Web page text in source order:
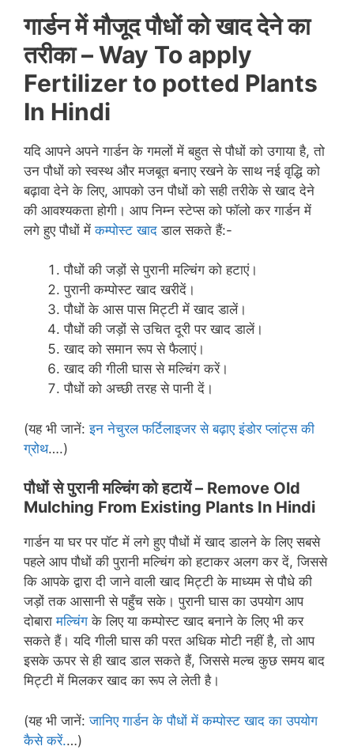
गार्डन में मौजूद पौधों को खाद देने का
तरीका– Way To apply
Fertilizer to potted Plants
In Hindi
यदि आपने अपने गार्डन के गमलों में बहुत से पौधों को उगाया है, तो
उन पौधों को स्वस्थ और मजबूत बनाए रखने के साथ नई वृद्धि को
बढ़ावा देने के लिए, आपको उन पौधों को सही तरीके से खाद देने
की आवश्यकता होगी। आप निम्न स्टेप्स को फॉलो कर गार्डन में
लगे हुए पौधों मेंकम्पोस्ट खाद डाल सकते हैं:-
पौधों की जड़ों से पुरानी मल्चिंग को हटाएं।
पुरानी कम्पोस्ट खाद खरीदें।
पौधों के आस पास मिट्टी में खाद डालें।
पौधों की जड़ों से उचित दूरी पर खाद डालें।
खाद को समान रूप से फैलाएं।
खाद की गीली घास से मल्चिंग करें।
पौधों को अच्छी तरह से पानी दें।
(यह भी जानें:इन नेचुरल फर्टिलाइजर से बढ़ाए इंडोर प्लांट्स की
ग्रोथ….)
पौधों से पुरानी मल्चिंग को हटायें – Remove Old
Mulching From Existing Plants In Hindi
गार्डन या घर पर पॉट में लगे हुए पौधों में खाद डालने के लिए सबसे
पहले आप पौधों की पुरानी मल्चिंग को हटाकर अलग कर दें, जिससे
कि आपके द्वारा दी जाने वाली खाद मिट्टी के माध्यम से पौधे की
जड़ों तक आसानी से पहुँच सके। पुरानी घास का उपयोग आप
दोबारामल्चिंग के लिए या कम्पोस्ट खाद बनाने के लिए भी कर
सकते हैं। यदि गीली घास की परत अधिक मोटी नहीं है, तो आप
इसके ऊपर से ही खाद डाल सकते हैं, जिससे मल्च कुछ समय बाद
मिट्टी में मिलकर खाद का रूप ले लेती है।
(यह भी जानें:जानिए गार्डन के पौधों में कम्पोस्ट खाद का उपयोग
कैसे करें.…)